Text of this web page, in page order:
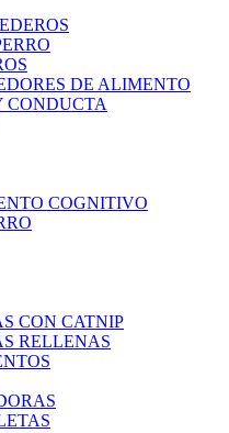
DE ALIMENTO
CONDUCTA
COGNITIVO
CON CATNIP
RELLENAS